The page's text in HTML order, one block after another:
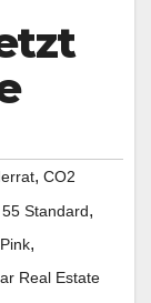
, CO2
55 Standard,
,
Real Estate